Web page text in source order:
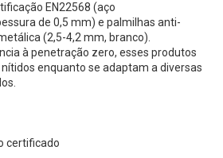
EN22568 (aço
de 0,5 mm) e palmilhas anti-
(2,5-4,2 mm, branco).
à penetração zero, esses produtos
enquanto se adaptam a diversas
certificado